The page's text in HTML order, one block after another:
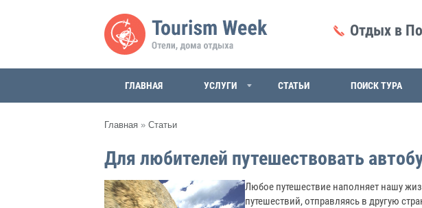
Отдых в
ГЛАВНАЯ УСЛУГИ СТАТЬИ ПОИСК ТУРА
Главная » Статьи
Для любителей путешествовать
Любое путешествие наполняет нашу
путешествий, отправляясь в другую